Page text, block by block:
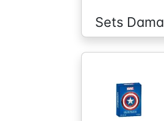
Sets Dama